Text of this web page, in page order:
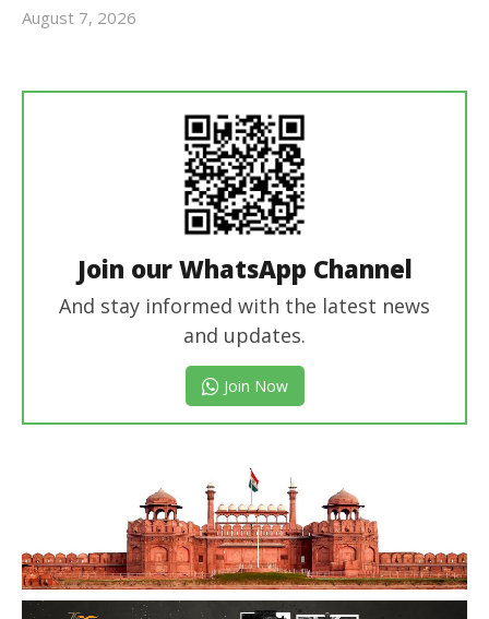
August 7, 2026
Join our WhatsApp Channel
And stay informed with the latest news
and updates.
Join Now